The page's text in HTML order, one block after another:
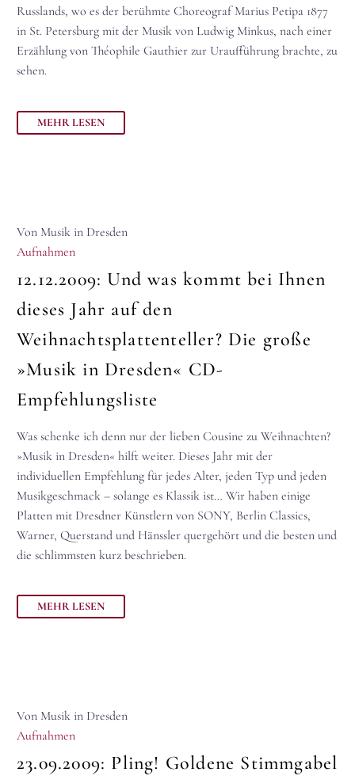
Russlands, wo es der berühmte Choreograf Marius Petipa 1877
in St. Petersburg mit der Musik von Ludwig Minkus, nach einer
Erzählung von Théophile Gauthier zur Uraufführung brachte, zu
sehen.
MEHR LESEN
Von Musik in Dresden
Aufnahmen
12.12.2009: Und was kommt bei Ihnen
dieses Jahr auf den
Weihnachtsplattenteller? Die große
»Musik in Dresden« CD-
Empfehlungsliste
Was schenke ich denn nur der lieben Cousine zu Weihnachten?
»Musik in Dresden« hilft weiter. Dieses Jahr mit der
individuellen Empfehlung für jedes Alter, jeden Typ und jeden
Musikgeschmack – solange es Klassik ist… Wir haben einige
Platten mit Dresdner Künstlern von SONY, Berlin Classics,
Warner, Querstand und Hänssler quergehört und die besten und
die schlimmsten kurz beschrieben.
MEHR LESEN
Von Musik in Dresden
Aufnahmen
23.09.2009: Pling! Goldene Stimmgabel